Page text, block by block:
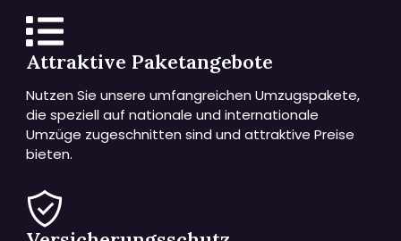
Attraktive Paketangebote
Nutzen Sie unsere umfangreichen Umzugspakete,
die speziell auf nationale und internationale
Umzüge zugeschnitten sind und attraktive Preise
bieten.